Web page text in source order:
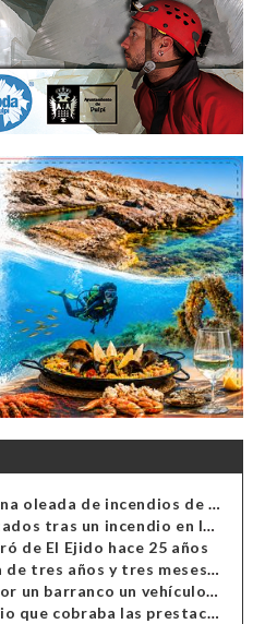
Detenido el autor de una oleada de incendios de contenedores en Almería
Madre e hijo hospitalizados tras un incendio en la cocina de una vivienda en Almería
de El Ejido hace 25 años
Confirmada la condena de tres años y tres meses al hombre de Antas acusado de xenofobia
Cinco heridos al caer por un barranco un vehículo en Alcolea
Detenido un matrimonio que cobraba las prestaciones de ilegales en Almería, Granada, Málaga, Huelva y Murcia